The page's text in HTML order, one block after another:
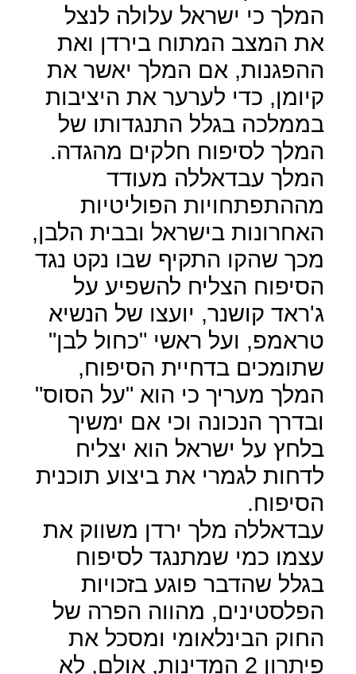
המלך כי ישראל עלולה לנצל
את המצב המתוח בירדן ואת
ההפגנות, אם המלך יאשר את
קיומן, כדי לערער את היציבות
בממלכה בגלל התנגדותו של
המלך לסיפוח חלקים מהגדה.
המלך עבדאללה מעודד
מההתפתחויות הפוליטיות
האחרונות בישראל ובבית הלבן,
מכך שהקו התקיף שבו נקט נגד
הסיפוח הצליח להשפיע על
ג'ראד קושנר, יועצו של הנשיא
טראמפ, ועל ראשי "כחול לבן"
שתומכים בדחיית הסיפוח,
המלך מעריך כי הוא "על הסוס"
ובדרך הנכונה וכי אם ימשיך
בלחץ על ישראל הוא יצליח
לדחות לגמרי את ביצוע תוכנית
הסיפוח.
עבדאללה מלך ירדן משווק את
עצמו כמי שמתנגד לסיפוח
בגלל שהדבר פוגע בזכויות
הפלסטינים, מהווה הפרה של
החוק הבינלאומי ומסכל את
פיתרון 2 המדינות, אולם, לא